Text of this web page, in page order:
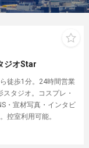
ジオStar
徒歩1分。24時間営業
タジオ。コスプレ・
・宣材写真・インタビ
控室利用可能。